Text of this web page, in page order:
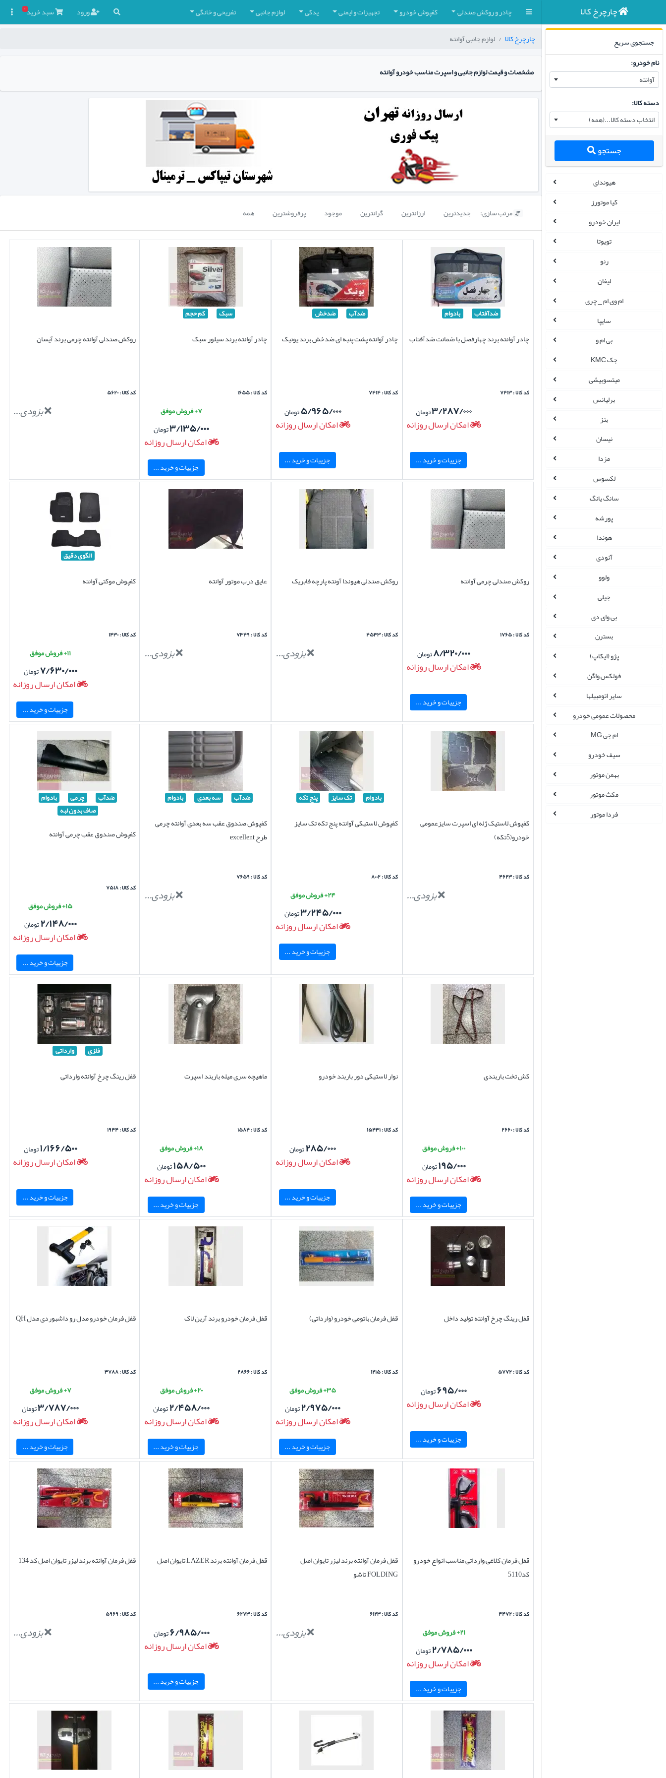
چادر و روکش صندلی کفپوش خودرو تجهیزات و ایمنی یدکی لوازم جانبی تفریحی و خانگی ورود سبدخرید۰ چارچرخ کالا
جستجوی سریع
نام خودرو:
آوانته
دسته کالا:
انتخاب دسته کالا...(همه)
جستجو
هیوندای
کیا موتورز
ایران خودرو
تویوتا
رنو
لیفان
ام وی ام _ چری
سایپا
بی ام و
جک KMC
میتسوبیشی
برلیانس
بنز
نیسان
مزدا
لکسوس
سانگ یانگ
پورشه
هوندا
آئودی
ولوو
جیلی
بی وای دی
بسترن
پژو (ایکاپ)
فولکس واگن
سایر اتومبیلها
محصولات عمومی خودرو
ام جی MG
سیف خودرو
بهمن موتور
مکث موتور
فردا موتور
چارچرخ کالا لوازم جانبی آوانته
مشخصات و قیمت لوازم جانبی و اسپرت مناسب خودرو آوانته
 مرتب سازی: جدیدترین ارزانترین گرانترین موجود پرفروشترین همه
ضدآفتاب بادوام
چادر آوانته برند چهارفصل با ضمانت ضدآفتاب
کد کالا : ۷۴۱۳
۳/۲۸۷/۰۰۰تومان
امکان ارسال روزانه
جزییات و خرید ...
ضدآب ضدخش
چادر آوانته پشت پنبه ای ضدخش برند یونیک
کد کالا : ۷۴۱۴
۵/۹۶۵/۰۰۰تومان
امکان ارسال روزانه
جزییات و خرید ...
سبک کم حجم
چادر آوانته برند سیلور سبک
کد کالا : ۱۶۵۵
۷+ فروش موفق
۳/۱۳۵/۰۰۰تومان
امکان ارسال روزانه
جزییات و خرید ...
روکش صندلی آوانته چرمی برند آیسان
کد کالا : ۵۶۲۰
بزودی...
روکش صندلی چرمی آوانته
کد کالا : ۱۷۶۵
۸/۳۲۰/۰۰۰تومان
امکان ارسال روزانه
جزییات و خرید ...
روکش صندلی هیوندا آونته پارچه فابریک
کد کالا : ۴۵۳۳
بزودی...
عایق درب موتور آوانته
کد کالا : ۷۳۴۹
بزودی...
الگوی دقیق
کفپوش موکتی آوانته
کد کالا : ۱۴۳۰
۱۱+ فروش موفق
۷/۶۳۰/۰۰۰تومان
امکان ارسال روزانه
جزییات و خرید ...
کفپوش لاستیک ژله ای اسپرت سایزعمومی
خودرو(5تکه)
کد کالا : ۴۶۲۳
بزودی...
بادوام تک سایز پنج تکه
کفپوش لاستیکی آوانته پنج تکه تک سایز
کد کالا : ۸۰۰۲
۲۴+ فروش موفق
۳/۲۴۵/۰۰۰تومان
امکان ارسال روزانه
جزییات و خرید ...
ضدآب سه بعدی بادوام
کفپوش صندوق عقب سه بعدی آوانته چرمی
طرح excellent
کد کالا : ۷۶۵۹
بزودی...
ضدآب چرمی
بادوام
صاف بدون لبه
کفپوش صندوق عقب چرمی آوانته
کد کالا : ۷۵۱۸
۱۵+ فروش موفق
۲/۱۴۸/۰۰۰تومان
امکان ارسال روزانه
جزییات و خرید ...
کش تخت باربندی
کد کالا : ۲۶۶۰
۱۰۰+ فروش موفق
۱۹۵/۰۰۰تومان
امکان ارسال روزانه
جزییات و خرید ...
نوار لاستیکی دور باربند خودرو
کد کالا : ۱۵۴۳۱
۲۸۵/۰۰۰تومان
امکان ارسال روزانه
جزییات و خرید ...
ماهیچه سری میله باربند اسپرت
کد کالا : ۱۵۸۴
۱۸+ فروش موفق
۱۵۸/۵۰۰تومان
امکان ارسال روزانه
جزییات و خرید ...
فلزی وارداتی
قفل رینگ چرخ آوانته وارداتی
کد کالا : ۱۹۴۴
۱/۱۶۶/۵۰۰تومان
امکان ارسال روزانه
جزییات و خرید ...
قفل رینگ چرخ آوانته تولید داخل
کد کالا : ۵۷۷۲
۶۹۵/۰۰۰تومان
امکان ارسال روزانه
جزییات و خرید ...
قفل فرمان باتومی خودرو (وارداتی)
کد کالا : ۱۲۱۵
۳۵+ فروش موفق
۲/۹۷۵/۰۰۰تومان
امکان ارسال روزانه
جزییات و خرید ...
قفل فرمان خودرو برند آرین لاک
کد کالا : ۲۸۶۶
۲۰+ فروش موفق
۲/۴۵۸/۰۰۰تومان
امکان ارسال روزانه
جزییات و خرید ...
قفل فرمان خودرو مدل رو داشبوردی مدل QH
کد کالا : ۳۷۸۸
۷+ فروش موفق
۳/۷۸۷/۰۰۰تومان
امکان ارسال روزانه
جزییات و خرید ...
قفل فرمان کلاغی وارداتی مناسب انواع خودرو
کد5110
کد کالا : ۴۴۷۲
۲۱+ فروش موفق
۲/۷۸۵/۰۰۰تومان
امکان ارسال روزانه
جزییات و خرید ...
قفل فرمان آوانته برند لیزر تایوان اصل
FOLDING تاشو
کد کالا : ۶۱۲۳
بزودی...
قفل فرمان آوانته برند LAZER تایوان اصل
کد کالا : ۶۲۷۳
۶/۹۸۵/۰۰۰تومان
امکان ارسال روزانه
جزییات و خرید ...
قفل فرمان آوانته برند لیزر تایوان اصل کد 134
کد کالا : ۵۹۶۹
بزودی...